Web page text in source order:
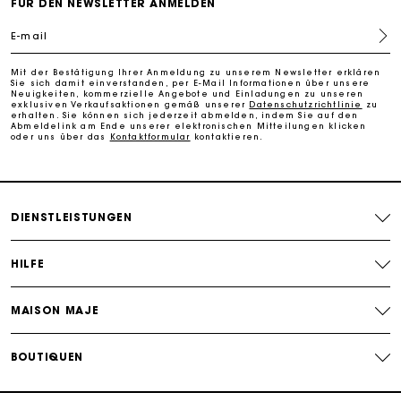
Die Maje-Geschenkkarte: Die beste Möglichkeit, das
perfekte Geschenk zu machen
FÜR DEN NEWSLETTER ANMELDEN
E-mail
Mit der Bestätigung Ihrer Anmeldung zu unserem Newsletter erklären
Sie sich damit einverstanden, per E-Mail Informationen über unsere
Neuigkeiten, kommerzielle Angebote und Einladungen zu unseren
exklusiven Verkaufsaktionen gemäß unserer Datenschutzrichtlinie
zu
erhalten. Sie können sich jederzeit abmelden, indem Sie auf den
Abmeldelink am Ende unserer elektronischen Mitteilungen klicken
oder uns über das
Kontaktformular kontaktieren.
DIENSTLEISTUNGEN
HILFE
MAISON MAJE
BOUTIQUEN